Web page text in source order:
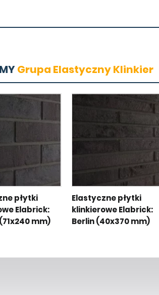
Grupa Elastyczny Klinkier
płytki
Elabrick:
mm)
Elastyczne płytki
klinkierowe Elabrick:
Berlin (40x370 mm)